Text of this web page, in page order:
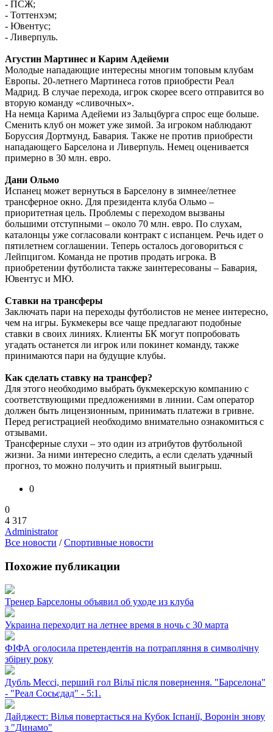
- ПСЖ;
- Тоттенхэм;
- Ювентус;
- Ливерпуль.
Агустин Мартинес и Карим Адейеми
Молодые нападающие интересны многим топовым клубам
Европы. 20-летнего Мартинеса готов приобрести Реал
Мадрид. В случае перехода, игрок скорее всего отправится во
вторую команду «сливочных».
На немца Карима Адейеми из Зальцбурга спрос еще больше.
Сменить клуб он может уже зимой. За игроком наблюдают
Боруссия Дортмунд, Бавария. Также не против приобрести
нападающего Барселона и Ливерпуль. Немец оценивается
примерно в 30 млн. евро.
Дани Ольмо
Испанец может вернуться в Барселону в зимнее/летнее
трансферное окно. Для президента клуба Ольмо –
приоритетная цель. Проблемы с переходом вызваны
большими отступными – около 70 млн. евро. По слухам,
каталонцы уже согласовали контракт с испанцем. Речь идет о
пятилетнем соглашении. Теперь осталось договориться с
Лейпцигом. Команда не против продать игрока. В
приобретении футболиста также заинтересованы – Бавария,
Ювентус и МЮ.
Ставки на трансферы
Заключать пари на переходы футболистов не менее интересно,
чем на игры. Букмекеры все чаще предлагают подобные
ставки в своих линиях. Клиенты БК могут попробовать
угадать останется ли игрок или покинет команду, также
принимаются пари на будущие клубы.
Как сделать ставку на трансфер?
Для этого необходимо выбрать букмекерскую компанию с
соответствующими предложениями в линии. Сам оператор
должен быть лицензионным, принимать платежи в гривне.
Перед регистрацией необходимо внимательно ознакомиться с
отзывами.
Трансферные слухи – это один из атрибутов футбольной
жизни. За ними интересно следить, а если сделать удачный
прогноз, то можно получить и приятный выигрыш.
0
0
4 317
Administrator
Все новости /Спортивные новости
Похожие публикации
Тренер Барселоны объявил об уходе из клуба
Украина переходит на летнее время в ночь с 30 марта
ФІФА оголосила претендентів на потрапляння в символічну
збірну року
Дубль Мессі, перший гол Вільї після повернення. "Барселона"
- "Реал Сосьєдад" - 5:1.
Дайджест: Вілья повертається на Кубок Іспанії, Воронін знову
з "Динамо"